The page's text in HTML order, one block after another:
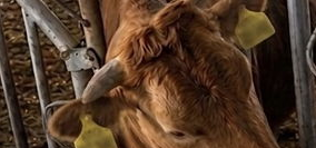
앞둔 이강인, 맨시티전 선발 대신 '벤치 시작'
당원투표 합산 김민석 48.54%로 승리…정청래
표 합산 김민석 46.01%로 승리…정청래
당원투표…강원·경북 김민석, 대구 정청래 승리
선, 경북 권리당원 투표 김민석 47.37%·정청래